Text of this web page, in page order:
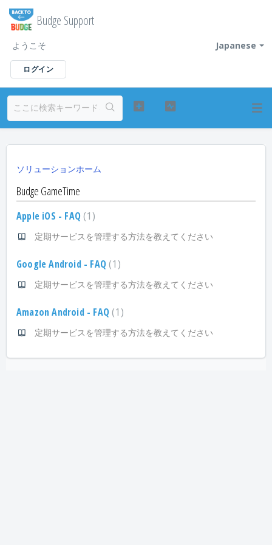
Budge Support
Japanese
ようこそ
ログイン
ソリューションホーム
Budge GameTime
Apple iOS - FAQ 1
定期サービスを管理する方法を教えてください
Google Android - FAQ 1
定期サービスを管理する方法を教えてください
Amazon Android - FAQ 1
定期サービスを管理する方法を教えてください